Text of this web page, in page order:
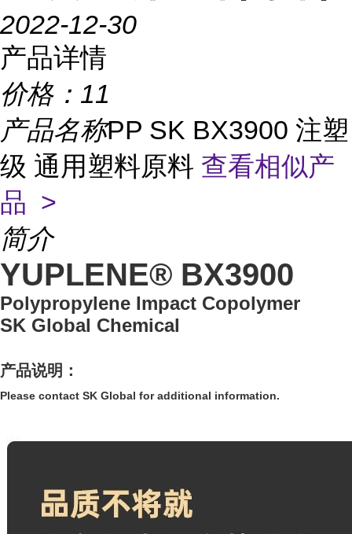
2022-12-30
产品详情
价格： 11
产品名称PP SK BX3900 注塑
级 通用塑料原料 查看相似产
品 >
简介
YUPLENE® BX3900
Polypropylene Impact Copolymer
SK Global Chemical
产品说明：
Please contact SK Global for additional information.